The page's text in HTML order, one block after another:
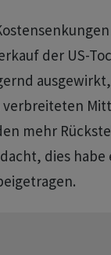
der US-
mehr
dies